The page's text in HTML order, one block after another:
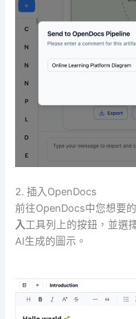
2. 插入OpenDocs
前往OpenDocs中您想要
入工具列上的按鈕，並選
AI生成的圖示。